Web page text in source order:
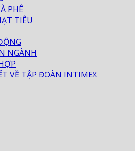
PHÊ
TIÊU
NGÀNH
VỀ TẬP ĐOÀN INTIMEX